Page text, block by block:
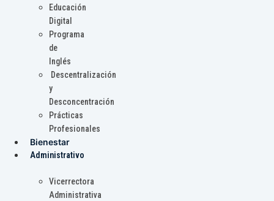
Educación
Digital
Programa
de
Inglés
Descentralización
y
Desconcentración
Prácticas
Profesionales
Bienestar
Administrativo
Vicerrectora
Administrativa